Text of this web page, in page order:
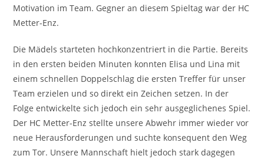
Motivation im Team. Gegner an diesem Spieltag war der HC
Metter-Enz.
Die Mädels starteten hochkonzentriert in die Partie. Bereits
in den ersten beiden Minuten konnten Elisa und Lina mit
einem schnellen Doppelschlag die ersten Treffer für unser
Team erzielen und so direkt ein Zeichen setzen. In der
Folge entwickelte sich jedoch ein sehr ausgeglichenes Spiel.
Der HC Metter-Enz stellte unsere Abwehr immer wieder vor
neue Herausforderungen und suchte konsequent den Weg
zum Tor. Unsere Mannschaft hielt jedoch stark dagegen